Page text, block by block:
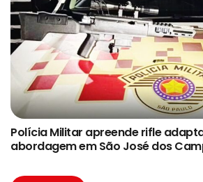
Polícia Militar apreende rifle
abordagem em São José dos